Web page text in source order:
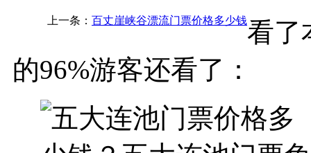
上一条： 百丈崖峡谷漂流门票价格多少钱看了
的96%游客还看了：